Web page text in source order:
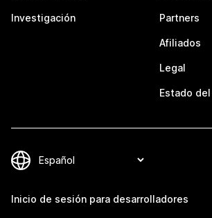
Investigación Partners
Afiliados
Legal
Estado
Inicio de sesión para desarrolladores